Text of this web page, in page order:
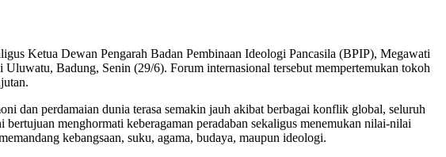
Ketua Dewan Pengarah Badan Pembinaan Ideologi Pancasila (BPIP), Megawati
Badung, Senin (29/6). Forum internasional tersebut mempertemukan tokoh
dan perdamaian dunia terasa semakin jauh akibat berbagai konflik global, seluruh
menghormati keberagaman peradaban sekaligus menemukan nilai-nilai
kebangsaan, suku, agama, budaya, maupun ideologi.